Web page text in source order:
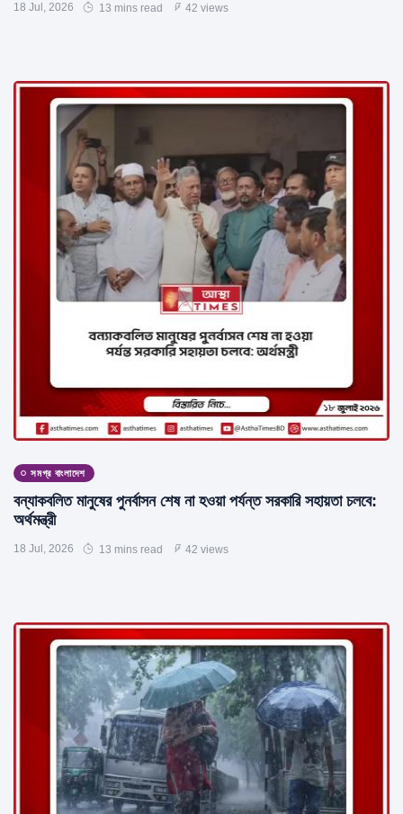
18 Jul, 2026 13 mins read 42 views
সমগ্র বাংলাদেশ
বন্যাকবলিত মানুষের পুনর্বাসন শেষ না হওয়া পর্যন্ত সরকারি সহায়তা চলবে:
অর্থমন্ত্রী
18 Jul, 2026 13 mins read 42 views